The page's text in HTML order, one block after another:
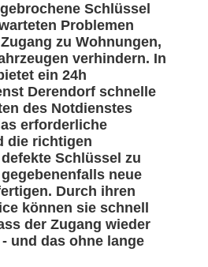
Schlüssel
Problemen
zu Wohnungen,
verhindern. In
ein 24h
Derendorf schnelle
des Notdienstes
erforderliche
die richtigen
Schlüssel zu
neue
Durch ihren
können sie schnell
der Zugang wieder
und das ohne lange